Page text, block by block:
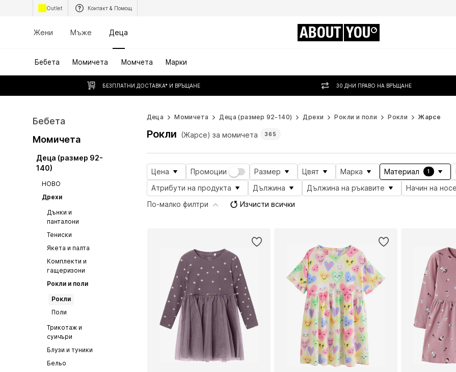
Outlet Контакт & Помощ
Жени Мъже Деца ABOUT YOU
Бебета Момичета Момчета Марки
БЕЗПЛАТНИ ДОСТАВКА* И ВРЪЩАНЕ 30 ДНИ ПРАВО НА ВРЪЩАНЕ
Бебета
Момичета
Деца (размер 92-
140)
НОВО
Дрехи
Дънки и
панталони
Тениски
Якета и палта
Комплекти и
гащеризони
Рокли и поли
Рокли
Поли
Трикотаж и
суичъри
Блузи и туники
Бельо
Деца Момичета Деца (размер 92-140) Дрехи Рокли и поли Рокли Жарсе
Рокли (Жарсе) за момичета 365
Цена Промоции Размер Цвят Марка Материал 1
Атрибути на продукта
Дължина Дължина на ръкавите Начин на
По-малко филтри
Изчисти всички